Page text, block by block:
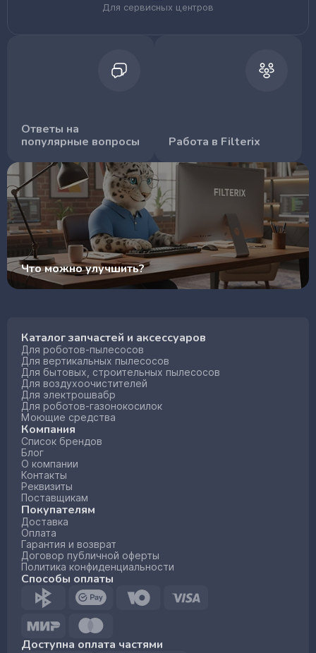
Для сервисных центров
Ответы на
популярные вопросы
Работа в Filterix
Что можно улучшить?
Каталог запчастей и аксессуаров
Для роботов-пылесосов
Для вертикальных пылесосов
Для бытовых, строительных пылесосов
Для воздухоочистителей
Для электрошвабр
Для роботов-газонокосилок
Моющие средства
Компания
Список брендов
Блог
О компании
Контакты
Реквизиты
Поставщикам
Покупателям
Доставка
Оплата
Гарантия и возврат
Договор публичной оферты
Политика конфиденциальности
Способы оплаты
Доступна оплата частями